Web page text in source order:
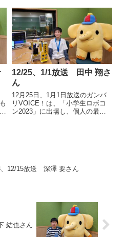
校社会科研究協議会 会長賞」を
受賞した、高崎市立箕輪小学校6
年 柴山 琴乃さんの声です。
12/25、1/1放送 田中 翔さ
ん
12月25日、1月1日放送のガンバ
リVOICE！は、「小学生ロボコ
ン2023」に出場し、個人の最高
、12/15放送 深澤 要さん
結也さん